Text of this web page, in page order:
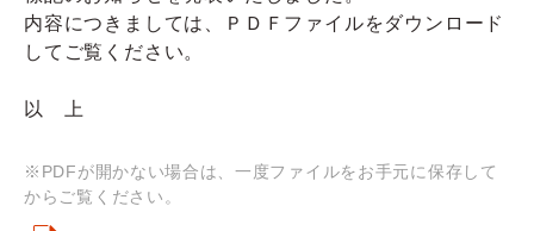
採用情報
Q&A
内容につきましては、ＰＤＦファイルをダウンロード
してご覧ください。
以 上
※PDFが開かない場合は、一度ファイルをお手元に保存して
からご覧ください。